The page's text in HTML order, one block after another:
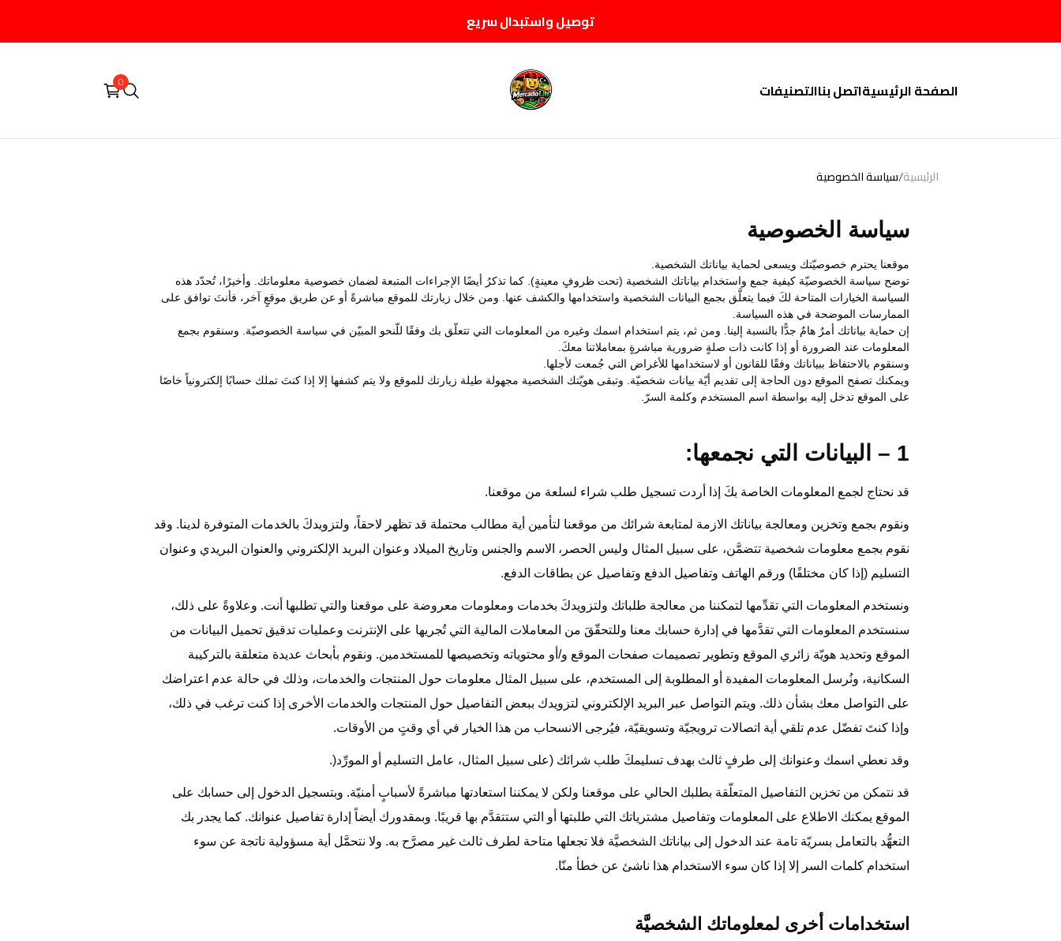
توصيل واستبدال سريع
الصفحة الرئيسيةاتصل بناالتصنيفات 0
الرئيسية/سياسة الخصوصية
سياسة الخصوصية
موقعنا يحترم خصوصيّتك ويسعى لحماية بياناتك الشخصية.
توضح سياسة الخصوصيّة كيفية جمع واستخدام بياناتك الشخصية (تحت ظروفٍ معينةٍ). كما تذكرُ أيضًا الإجراءات المتبعة لضمان خصوصية معلوماتك. وأخيرًا، تُحدّد هذه
السياسة الخيارات المتاحة لكَ فيما يتعلَّق بجمع البيانات الشخصية واستخدامها والكشف عنها. ومن خلال زيارتك للموقع مباشرةً أو عن طريق موقعٍ آخر، فأنتَ توافق على
الممارسات الموضحة في هذه السياسة.
إن حماية بياناتك أمرٌ هامٌ جدًّا بالنسبة إلينا. ومن ثم، يتم استخدام اسمك وغيره من المعلومات التي تتعلّق بك وفقًا للّنحو المبيّن في سياسة الخصوصيّة. وسنقوم بجمع
المعلومات عند الضرورة أو إذا كانت ذات صلةٍ ضرورية مباشرةٍ بمعاملاتنا معكَ.
وسنقوم بالاحتفاظ ببياناتك وفقًا للقانون أو لاستخدامها للأغراض التي جُمعت لأجلها.
ويمكنك تصفح الموقع دون الحاجة إلى تقديم أيّة بيانات شخصيّة. وتبقى هويّتك الشخصية مجهولة طيلة زيارتك للموقع ولا يتم كشفها إلا إذا كنتَ تملك حسابًا إلكترونياً خاصًا
على الموقع تدخل إليه بواسطة اسم المستخدم وكلمة السرّ.
1 – البيانات التي نجمعها:
قد نحتاج لجمع المعلومات الخاصة بكَ إذا أردت تسجيل طلب شراء لسلعة من موقعنا.
ونقوم بجمع وتخزين ومعالجة بياناتك الازمة لمتابعة شرائك من موقعنا لتأمين أية مطالب محتملة قد تظهر لاحقاً، ولتزويدكَ بالخدمات المتوفرة لدينا. وقد
نقوم بجمع معلومات شخصية تتضمَّن، على سبيل المثال وليس الحصر، الاسم والجنس وتاريخ الميلاد وعنوان البريد الإلكتروني والعنوان البريدي وعنوان
التسليم (إذا كان مختلفًا) ورقم الهاتف وتفاصيل الدفع وتفاصيل عن بطاقات الدفع.
ونستخدم المعلومات التي تقدِّمها لتمكننا من معالجة طلباتك ولتزويدكَ بخدمات ومعلومات معروضة على موقعنا والتي تطلبها أنت. وعلاوةً على ذلك،
سنستخدم المعلومات التي تقدَّمها في إدارة حسابك معنا وللتحقّقَ من المعاملات المالية التي تُجريها على الإنترنت وعمليات تدقيق تحميل البيانات من
الموقع وتحديد هويّة زائري الموقع وتطوير تصميمات صفحات الموقع و/أو محتوياته وتخصيصها للمستخدمين. ونقوم بأبحاث عديدة متعلقة بالتركيبة
السكانية، ونُرسل المعلومات المفيدة أو المطلوبة إلى المستخدم، على سبيل المثال معلومات حول المنتجات والخدمات، وذلك في حالة عدم اعتراضك
على التواصل معك بشأن ذلك. ويتم التواصل عبر البريد الإلكتروني لتزويدك ببعض التفاصيل حول المنتجات والخدمات الأخرى إذا كنت ترغب في ذلك،
وإذا كنتَ تفضّل عدم تلقي أية اتصالات ترويجيّة وتسويقيّة، فيُرجى الانسحاب من هذا الخيار في أي وقتٍ من الأوقات.
وقد نعطي اسمك وعنوانك إلى طرفٍ ثالث بهدف تسليمكَ طلب شرائك (على سبيل المثال، عامل التسليم أو المورِّد(.
قد نتمكن من تخزين التفاصيل المتعلّقة بطلبك الحالي على موقعنا ولكن لا يمكننا استعادتها مباشرةً لأسبابٍ أمنيّة. وبتسجيل الدخول إلى حسابك على
الموقع يمكنك الاطلاع على المعلومات وتفاصيل مشترياتك التي طلبتها أو التي ستتقدَّم بها قريبًا. وبمقدورك أيضاً إدارة تفاصيل عنوانك. كما يجدر بك
التعهُّد بالتعامل بسريّة تامة عند الدخول إلى بياناتك الشخصيَّة فلا تجعلها متاحة لطرف ثالث غير مصرَّح به. ولا نتحمَّل أية مسؤولية ناتجة عن سوء
استخدام كلمات السر إلا إذا كان سوء الاستخدام هذا ناشئ عن خطأ منّا.
استخدامات أخرى لمعلوماتك الشخصيَّة